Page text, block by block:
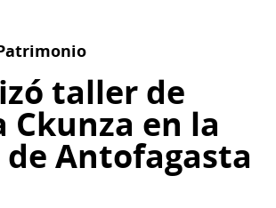
taller de
Ckunza en la
de Antofagasta